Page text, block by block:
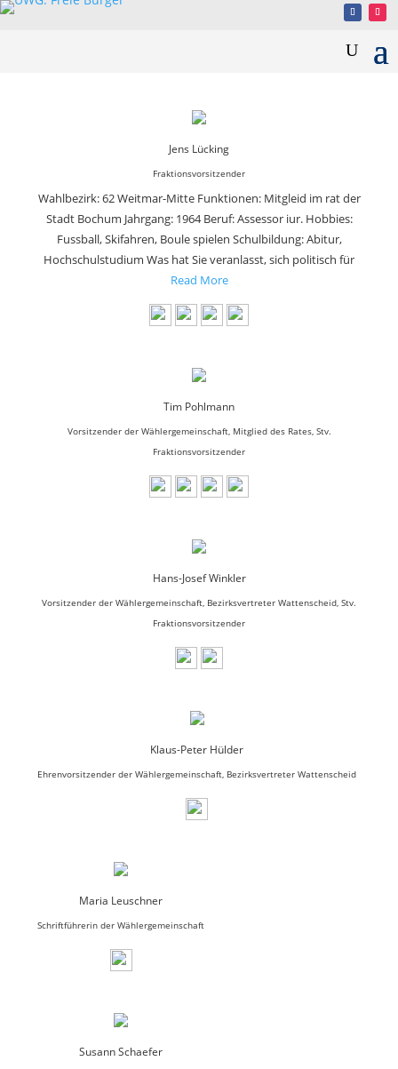
Jens Lücking
Fraktionsvorsitzender
Wahlbezirk: 62 Weitmar-Mitte Funktionen: Mitgleid im rat der
Stadt Bochum Jahrgang: 1964 Beruf: Assessor iur. Hobbies:
Fussball, Skifahren, Boule spielen Schulbildung: Abitur,
Hochschulstudium Was hat Sie veranlasst, sich politisch für
Read More
Tim Pohlmann
Vorsitzender der Wählergemeinschaft, Mitglied des Rates, Stv.
Fraktionsvorsitzender
Hans-Josef Winkler
Vorsitzender der Wählergemeinschaft, Bezirksvertreter Wattenscheid, Stv.
Fraktionsvorsitzender
Klaus-Peter Hülder
Ehrenvorsitzender der Wählergemeinschaft, Bezirksvertreter Wattenscheid
Maria Leuschner
Schriftführerin der Wählergemeinschaft
Susann Schaefer